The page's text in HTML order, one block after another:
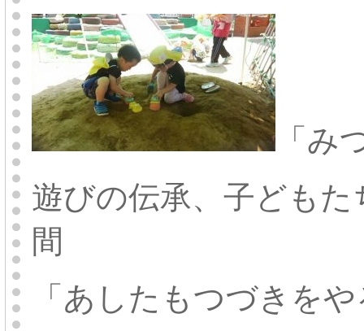
「み
遊びの伝承、子ども
間
「あしたもつづきを